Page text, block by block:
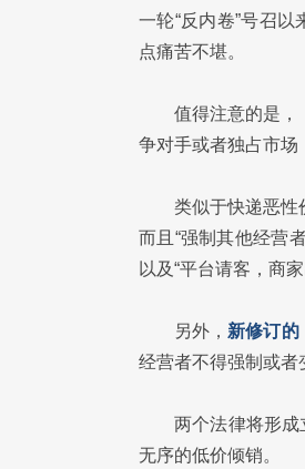
一轮“反内卷”号召
点痛苦不堪。
值得注意的是，
争对手或者独占市场
类似于快递恶性
而且“强制其他经营
以及“平台请客，商
另外， 新修订的
经营者不得强制或者
两个法律将形成
无序的低价倾销。